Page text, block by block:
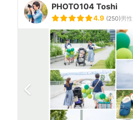
PHOTO104 Toshi
4.9 (250)男性